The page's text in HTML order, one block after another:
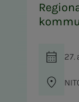
27.